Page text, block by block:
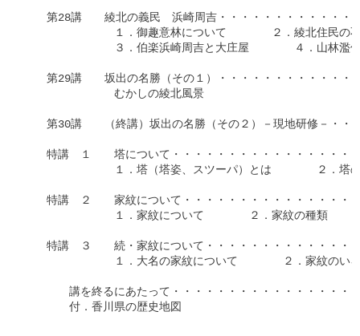
第28講　　綾北の義民　浜崎周吉・・・・・・・・・・・・
１．御趣意林について　　　　２．綾北住民の
３．伯楽浜崎周吉と大庄屋　　　　４．山林濫伐
第29講　　坂出の名勝（その１）・・・・・・・・・・・・
むかしの綾北風景
第30講　　（終講）坂出の名勝（その２）－現地研修－・・
特講　１　　塔について・・・・・・・・・・・・・・・・
１．塔（塔姿、スツーパ）とは　　　　２．塔の
特講　２　　家紋について・・・・・・・・・・・・・・・
１．家紋について　　　　２．家紋の種類
特講　３　　続・家紋について・・・・・・・・・・・・・
１．大名の家紋について　　　　２．家紋のいろ
講を終るにあたって・・・・・・・・・・・・・・・・・
付．香川県の歴史地図